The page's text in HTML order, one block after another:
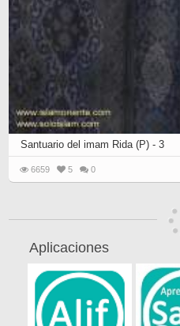
Santuario del imam Rida (P) - 3
6659 5 0
Aplicaciones